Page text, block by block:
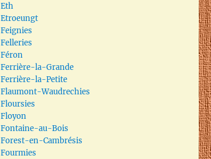
Eth
Etroeungt
Feignies
Felleries
Féron
Ferrière-la-Grande
Ferrière-la-Petite
Flaumont-Waudrechies
Floursies
Floyon
Fontaine-au-Bois
Forest-en-Cambrésis
Fourmies